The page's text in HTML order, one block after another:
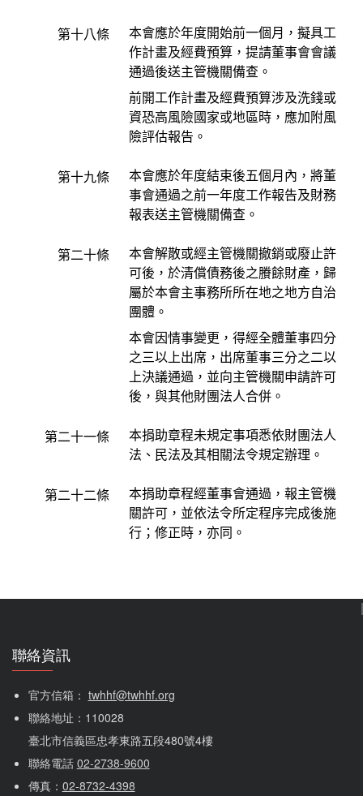
第十八條
本會應於年度開始前一個月，擬具工
作計畫及經費預算，提請董事會會議
通過後送主管機關備查。
前開工作計畫及經費預算涉及洗錢或
資恐高風險國家或地區時，應加附風
險評估報告。
第十九條
本會應於年度結束後五個月內，將董
事會通過之前一年度工作報告及財務
報表送主管機關備查。
第二十條
本會解散或經主管機關撤銷或廢止許
可後，於清償債務後之賸餘財產，歸
屬於本會主事務所所在地之地方自治
團體。
本會因情事變更，得經全體董事四分
之三以上出席，出席董事三分之二以
上決議通過，並向主管機關申請許可
後，與其他財團法人合併。
第二十一條
本捐助章程未規定事項悉依財團法人
法、民法及其相關法令規定辦理。
第二十二條
本捐助章程經董事會通過，報主管機
關許可，並依法令所定程序完成後施
行；修正時，亦同。
聯絡資訊
官方信箱： twhhf@twhhf.org
聯絡地址：110028
臺北市信義區忠孝東路五段480號4樓
聯絡電話 02-2738-9600
傳真： 02-8732-4398